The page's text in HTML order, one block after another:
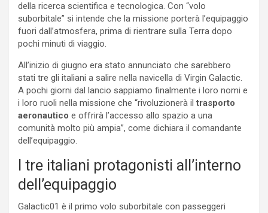
della ricerca scientifica e tecnologica. Con “volo
suborbitale” si intende che la missione porterà l’equipaggio
fuori dall’atmosfera, prima di rientrare sulla Terra dopo
pochi minuti di viaggio.
All’inizio di giugno era stato annunciato che sarebbero
stati tre gli italiani a salire nella navicella di Virgin Galactic.
A pochi giorni dal lancio sappiamo finalmente i loro nomi e
i loro ruoli nella missione che “rivoluzionerà iltrasporto
aeronautico e offrirà l’accesso allo spazio a una
comunità molto più ampia”, come dichiara il comandante
dell’equipaggio.
I tre italiani protagonisti all’interno
dell’equipaggio
Galactic01 è il primo volo suborbitale con passeggeri